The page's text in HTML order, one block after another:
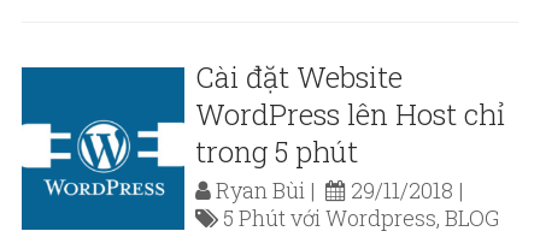
Cài đặt Website
WordPress lên Host chỉ
trong 5 phút
Ryan Bùi
29/11/2018
5 Phút với Wordpress,BLOG